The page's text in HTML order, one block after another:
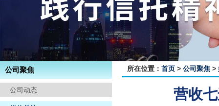
股东结构
组织架构
企业文化
公司背景
公司聚焦
公司动态
所在位置： 首页 > 公司聚焦 >
营收